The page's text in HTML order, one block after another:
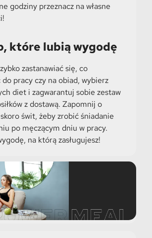
godziny przeznacz na własne
które lubią wygodę
zastanawiać się, co
pracy czy na obiad, wybierz
diet i zagwarantuj sobie zestaw
z dostawą. Zapomnij o
świt, żeby zrobić śniadanie
po męczącym dniu w pracy.
na którą zasługujesz!